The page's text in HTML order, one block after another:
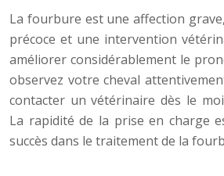
La fourbure est une affection
précoce et une intervention
améliorer considérablement le
observez votre cheval
contacter un vétérinaire dès le
La rapidité de la prise en charge
succès dans le traitement de la